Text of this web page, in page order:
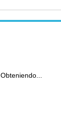
Obteniendo...